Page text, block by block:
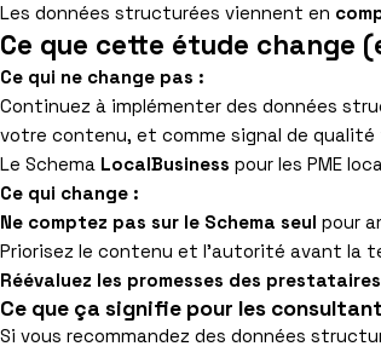
Les données structurées viennent en
Ce que cette étude change
Ce qui ne change pas :
Continuez à implémenter des données
votre contenu, et comme signal de
Le Schema LocalBusiness pour les PME
Ce qui change :
Ne comptez pas sur le Schema seul pour
Priorisez le contenu et l’autorité avant la
Réévaluez les promesses des
Ce que ça signifie pour les
Si vous recommandez des données